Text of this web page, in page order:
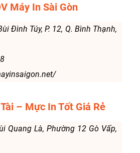
Máy In Sài Gòn
Đình Túy, P. 12, Q. Bình Thạnh,
– Mực In Tốt Giá Rẻ
Quang Là, Phường 12 Gò Vấp,